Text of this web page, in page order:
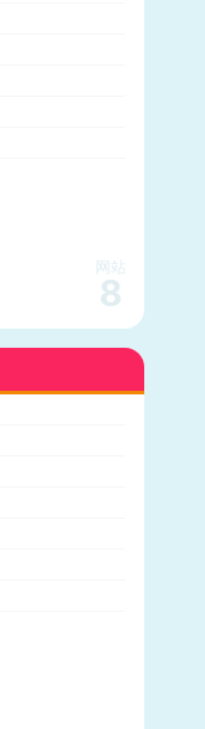
网站
8